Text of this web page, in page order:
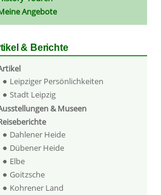
Angebote
& Berichte
Leipziger Persönlichkeiten
Stadt Leipzig
& Museen
Dahlener Heide
Dübener Heide
Elbe
Goitzsche
Kohrener Land